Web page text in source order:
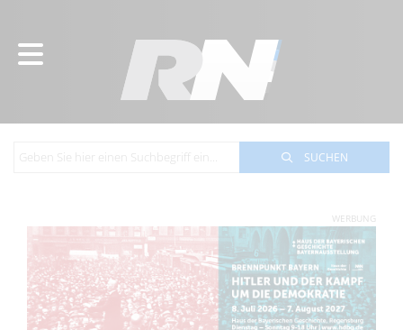
SUCHEN
WERBUNG